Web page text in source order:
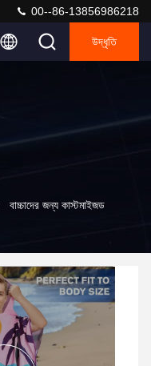
00--86-13856986218
উদ্ধৃতি
বাচ্চাদের জন্য কাস্টমাইজড